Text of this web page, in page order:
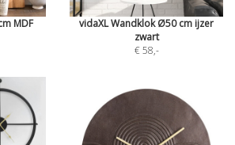
MDF
vidaXL Wandklok Ø50 cm ijzer
zwart
€ 58,-